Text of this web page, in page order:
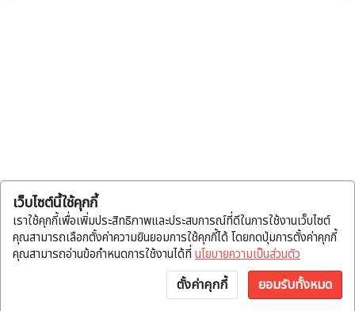
แจ้งโอน บัญชี พูดคุย
เว็บไซต์นี้ใช้คุกกี้
เราใช้คุกกี้เพื่อเพิ่มประสิทธิภาพและประสบการณ์ที่ดีในการใช้งานเว็บไซต์
คุณสามารถเลือกตั้งค่าความยินยอมการใช้คุกกี้ได้ โดยกดปุ่มการตั้งค่าคุกกี้
คุณสามารถอ่านข้อกำหนดการใช้งานได้ที่ นโยบายความเป็นส่วนตัว
ตั้งค่าคุกกี้ ยอมรับทั้งหมด